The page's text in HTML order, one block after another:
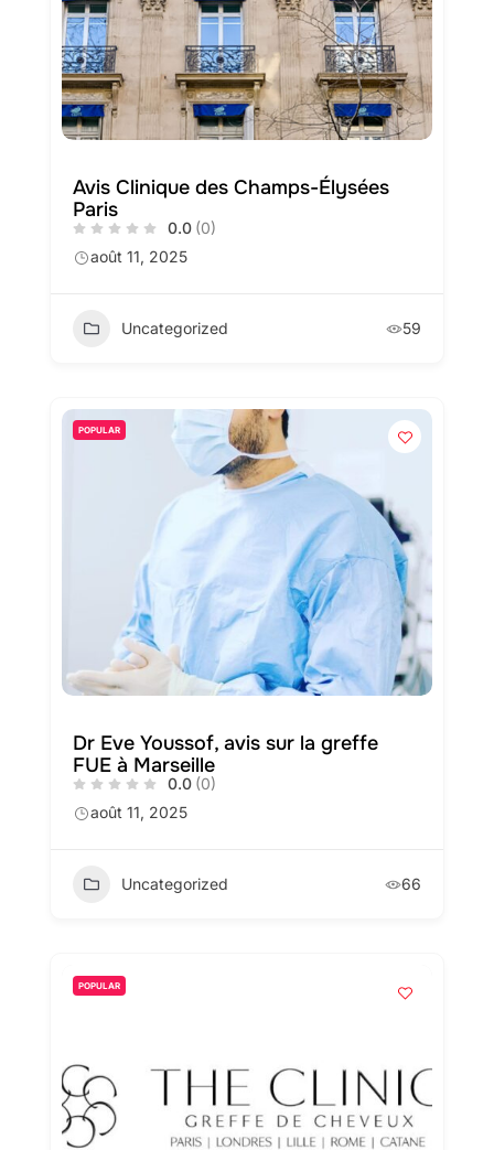
Avis Clinique des Champs-Élysées
Paris
0.0 (0)
août 11, 2025
Uncategorized 59
POPULAR
Dr Eve Youssof, avis sur la greffe
FUE à Marseille
0.0 (0)
août 11, 2025
Uncategorized 66
POPULAR